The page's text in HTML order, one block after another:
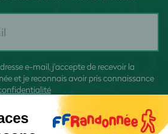
e-mail, j'accepte de recevoir la
et je reconnais avoir pris connaissance